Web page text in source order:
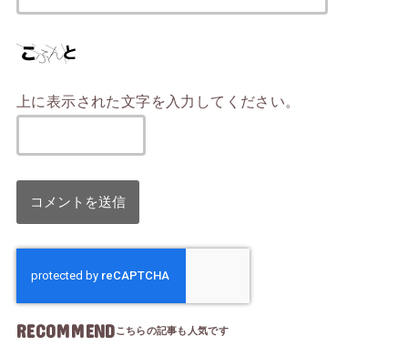
上に表示された文字を入力してください。
RECOMMEND